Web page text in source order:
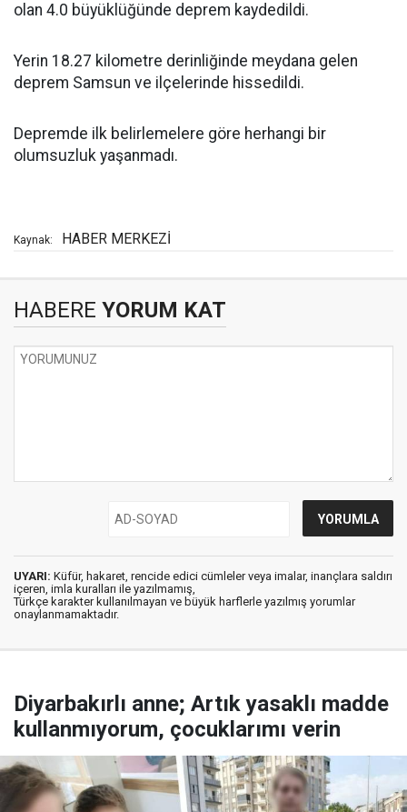
olan 4.0 büyüklüğünde deprem kaydedildi.
Yerin 18.27 kilometre derinliğinde meydana gelen
deprem Samsun ve ilçelerinde hissedildi.
Depremde ilk belirlemelere göre herhangi bir
olumsuzluk yaşanmadı.
Kaynak: HABER MERKEZİ
HABERE YORUM KAT
UYARI: Küfür, hakaret, rencide edici cümleler veya imalar, inançlara saldırı
içeren, imla kuralları ile yazılmamış,
Türkçe karakter kullanılmayan ve büyük harflerle yazılmış yorumlar
onaylanmamaktadır.
Diyarbakırlı anne; Artık yasaklı madde
kullanmıyorum, çocuklarımı verin